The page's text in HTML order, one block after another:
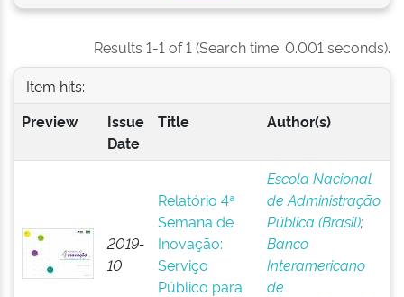
Results 1-1 of 1 (Search time: 0.001 seconds).
Item hits:
Preview
Issue
Date
Title Author(s)
2019-
10
Relatório 4ª
Semana de
Inovação:
Serviço
Público para
Escola Nacional
de Administração
Pública (Brasil);
Banco
Interamericano
de